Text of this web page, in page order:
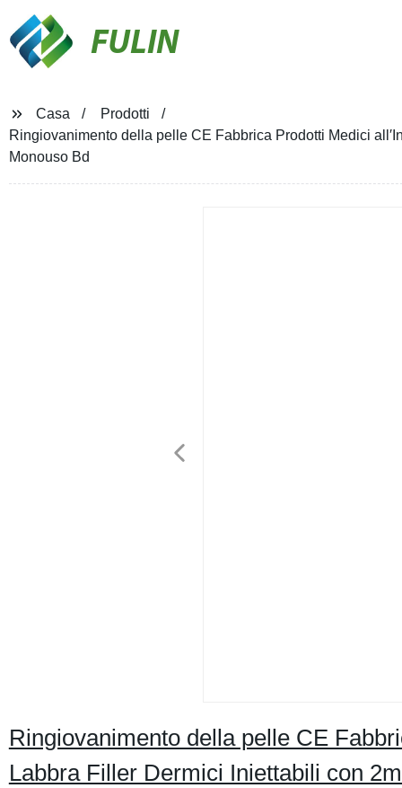
FULIN
Casa
Prodotti
Ringiovanimento della pelle CE Fabbrica Prodotti Medici
Monouso Bd
Ringiovanimento della pelle CE
Labbra Filler Dermici Iniettabili con